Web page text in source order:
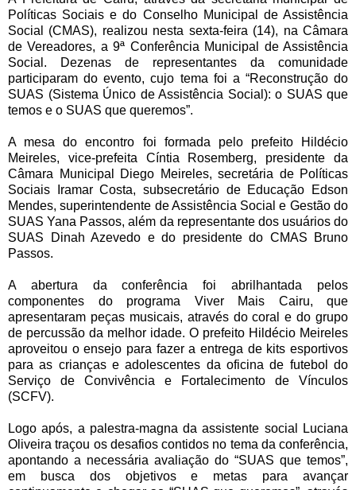
Políticas Sociais e do Conselho Municipal de Assistência
Social (CMAS), realizou nesta sexta-feira (14), na Câmara
de Vereadores, a 9ª Conferência Municipal de Assistência
Social. Dezenas de representantes da comunidade
participaram do evento, cujo tema foi a “Reconstrução do
SUAS (Sistema Único de Assistência Social): o SUAS que
temos e o SUAS que queremos”.
A mesa do encontro foi formada pelo prefeito Hildécio
Meireles, vice-prefeita Cíntia Rosemberg, presidente da
Câmara Municipal Diego Meireles, secretária de Políticas
Sociais Iramar Costa, subsecretário de Educação Edson
Mendes, superintendente de Assistência Social e Gestão do
SUAS Yana Passos, além da representante dos usuários do
SUAS Dinah Azevedo e do presidente do CMAS Bruno
Passos.
A abertura da conferência foi abrilhantada pelos
componentes do programa Viver Mais Cairu, que
apresentaram peças musicais, através do coral e do grupo
de percussão da melhor idade. O prefeito Hildécio Meireles
aproveitou o ensejo para fazer a entrega de kits esportivos
para as crianças e adolescentes da oficina de futebol do
Serviço de Convivência e Fortalecimento de Vínculos
(SCFV).
Logo após, a palestra-magna da assistente social Luciana
Oliveira traçou os desafios contidos no tema da conferência,
apontando a necessária avaliação do “SUAS que temos”,
em busca dos objetivos e metas para avançar